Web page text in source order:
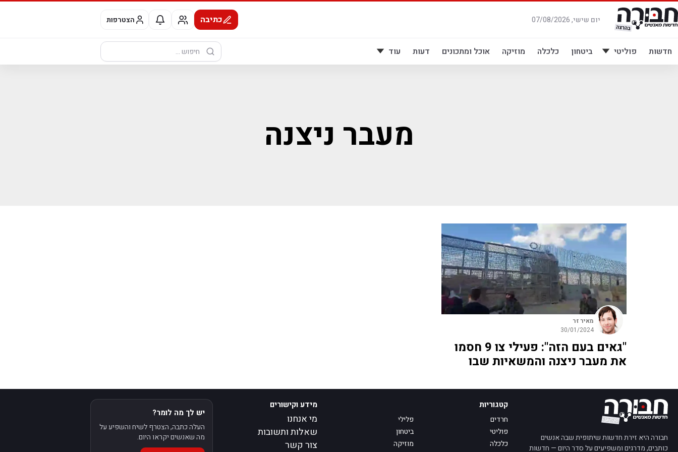
דלג
לתוכן
יום שישי, 07/08/2026 כתיבה הצטרפות
חדשות פוליטי ביטחון כלכלה מוזיקה אוכל ומתכונים דעות עוד
חיפוש:
מעבר ניצנה
מאיר זר
30/01/2024
"גאים בעם הזה": פעילי צו 9 חסמו
את מעבר ניצנה והמשאיות שבו
חבורה היא זירת חדשות שיתופית שבה אנשים
כותבים, מדרגים ומשפיעים על סדר היום — חדשות
קטגוריות
חרדים
פלילי
פוליטי
ביטחון
כלכלה
מוזיקה
מידע וקישורים
מי אנחנו
שאלות ותשובות
צור קשר
יש לך מה לומר?
העלה כתבה, הצטרף לשיח והשפיע על
מה שאנשים יקראו היום.